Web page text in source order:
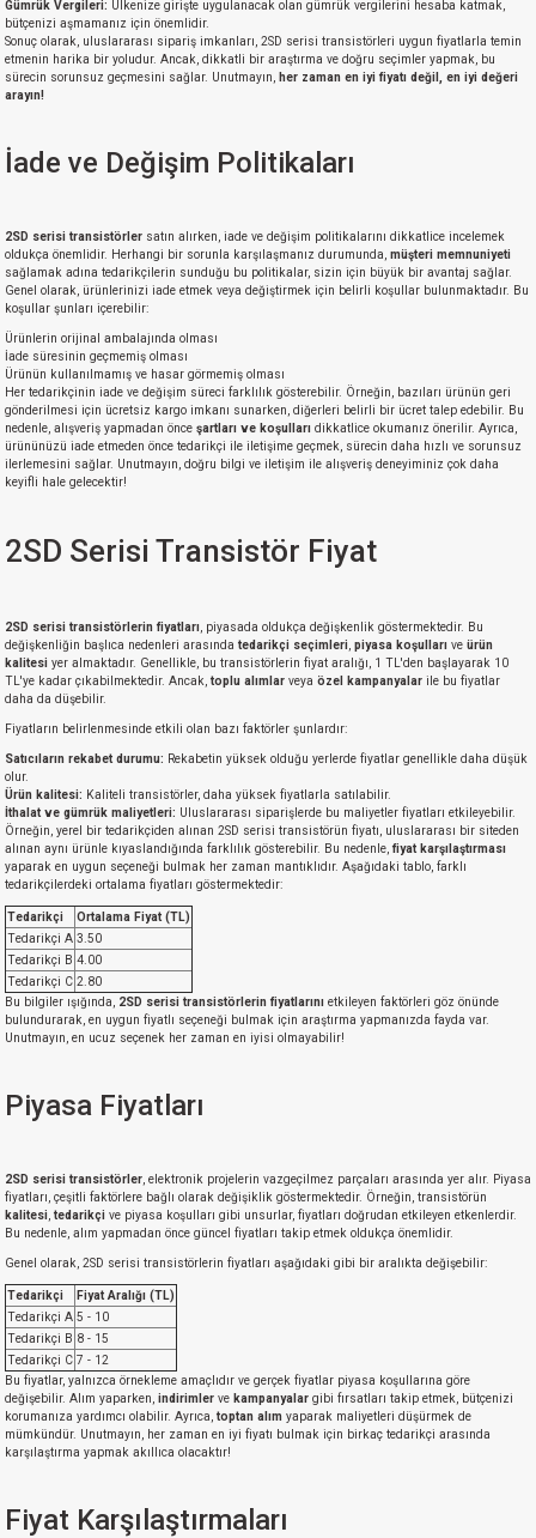
Gümrük Vergileri: Ülkenize girişte uygulanacak olan gümrük vergilerini hesaba katmak,
bütçenizi aşmamanız için önemlidir.
Sonuç olarak, uluslararası sipariş imkanları, 2SD serisi transistörleri uygun fiyatlarla temin
etmenin harika bir yoludur. Ancak, dikkatli bir araştırma ve doğru seçimler yapmak, bu
sürecin sorunsuz geçmesini sağlar. Unutmayın,
her zaman en iyi fiyatı değil, en iyi değeri
arayın!
İade ve Değişim Politikaları
2SD serisi transistörler satın alırken, iade ve değişim politikalarını dikkatlice incelemek
oldukça önemlidir. Herhangi bir sorunla karşılaşmanız durumunda, müşteri memnuniyeti
sağlamak adına tedarikçilerin sunduğu bu politikalar, sizin için büyük bir avantaj sağlar.
Genel olarak, ürünlerinizi iade etmek veya değiştirmek için belirli koşullar bulunmaktadır. Bu
koşullar şunları içerebilir:
Ürünlerin orijinal ambalajında olması
İade süresinin geçmemiş olması
Ürünün kullanılmamış ve hasar görmemiş olması
Her tedarikçinin iade ve değişim süreci farklılık gösterebilir. Örneğin, bazıları ürünün geri
gönderilmesi için ücretsiz kargo imkanı sunarken, diğerleri belirli bir ücret talep edebilir. Bu
nedenle, alışveriş yapmadan önce şartları ve koşulları dikkatlice okumanız önerilir. Ayrıca,
ürününüzü iade etmeden önce tedarikçi ile iletişime geçmek, sürecin daha hızlı ve sorunsuz
ilerlemesini sağlar. Unutmayın, doğru bilgi ve iletişim ile alışveriş deneyiminiz çok daha
keyifli hale gelecektir!
2SD Serisi Transistör Fiyat
2SD serisi transistörlerin fiyatları , piyasada oldukça değişkenlik göstermektedir. Bu
değişkenliğin başlıca nedenleri arasında tedarikçi seçimleri piyasa koşulları ve ürün
kalitesi yer almaktadır. Genellikle, bu transistörlerin fiyat aralığı, 1 TL'den başlayarak 10
TL'ye kadar çıkabilmektedir. Ancak, toplu alımlar veya özel kampanyalar ile bu fiyatlar
daha da düşebilir.
Fiyatların belirlenmesinde etkili olan bazı faktörler şunlardır:
Satıcıların rekabet durumu: Rekabetin yüksek olduğu yerlerde fiyatlar genellikle daha düşük
olur.
Ürün kalitesi: Kaliteli transistörler, daha yüksek fiyatlarla satılabilir.
İthalat ve gümrük maliyetleri: Uluslararası siparişlerde bu maliyetler fiyatları etkileyebilir.
Örneğin, yerel bir tedarikçiden alınan 2SD serisi transistörün fiyatı, uluslararası bir siteden
alınan aynı ürünle kıyaslandığında farklılık gösterebilir. Bu nedenle, fiyat karşılaştırması
yaparak en uygun seçeneği bulmak her zaman mantıklıdır. Aşağıdaki tablo, farklı
tedarikçilerdeki ortalama fiyatları göstermektedir:
Tedarikçi
Ortalama Fiyat (TL)
Tedarikçi A 3.50
Tedarikçi B 4.00
Tedarikçi C 2.80
Bu bilgiler ışığında, 2SD serisi transistörlerin fiyatlarını etkileyen faktörleri göz önünde
bulundurarak, en uygun fiyatlı seçeneği bulmak için araştırma yapmanızda fayda var.
Unutmayın, en ucuz seçenek her zaman en iyisi olmayabilir!
Piyasa Fiyatları
2SD serisi transistörler , elektronik projelerin vazgeçilmez parçaları arasında yer alır. Piyasa
fiyatları, çeşitli faktörlere bağlı olarak değişiklik göstermektedir. Örneğin, transistörün
kalitesi tedarikçi ve piyasa koşulları gibi unsurlar, fiyatları doğrudan etkileyen etkenlerdir.
Bu nedenle, alım yapmadan önce güncel fiyatları takip etmek oldukça önemlidir.
Genel olarak, 2SD serisi transistörlerin fiyatları aşağıdaki gibi bir aralıkta değişebilir:
Tedarikçi
Fiyat Aralığı (TL)
Tedarikçi A 5 - 10
Tedarikçi B 8 - 15
Tedarikçi C 7 - 12
Bu fiyatlar, yalnızca örnekleme amaçlıdır ve gerçek fiyatlar piyasa koşullarına göre
değişebilir. Alım yaparken, indirimler ve kampanyalar gibi fırsatları takip etmek, bütçenizi
korumanıza yardımcı olabilir. Ayrıca, toptan alım yaparak maliyetleri düşürmek de
mümkündür. Unutmayın, her zaman en iyi fiyatı bulmak için birkaç tedarikçi arasında
karşılaştırma yapmak akıllıca olacaktır!
Fiyat Karşılaştırmaları